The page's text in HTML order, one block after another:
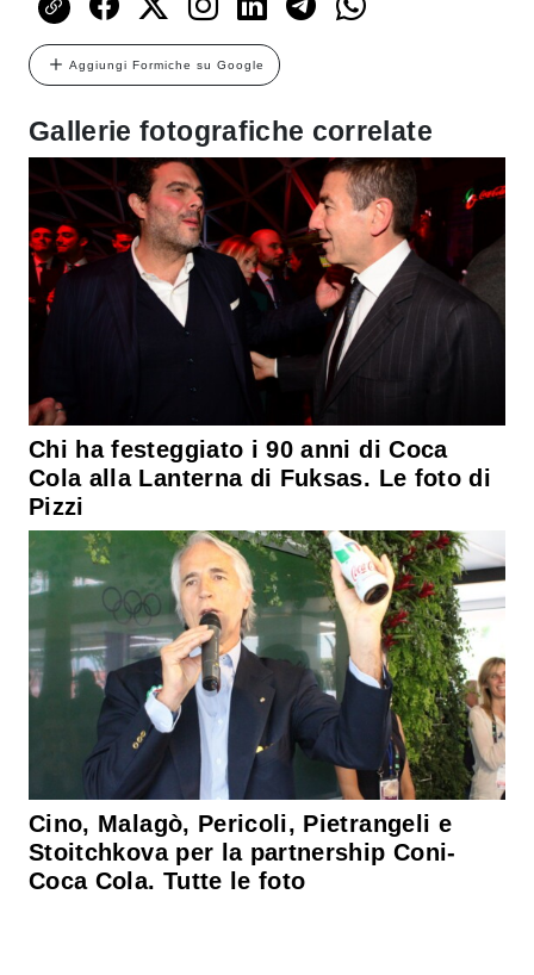
Aggiungi Formiche su Google
Gallerie fotografiche correlate
Chi ha festeggiato i 90 anni di Coca
Cola alla Lanterna di Fuksas. Le foto di
Pizzi
Cino, Malagò, Pericoli, Pietrangeli e
Stoitchkova per la partnership Coni-
Coca Cola. Tutte le foto